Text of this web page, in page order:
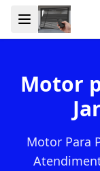
Motor
Motor Para